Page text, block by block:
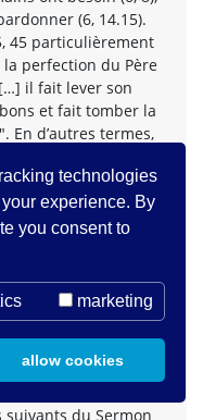
technologies
experience. By
you consent to
marketing
allow cookies
(6, 14.15).
45 particulièrement
perfection du Père
il fait lever son
et fait tomber la
En d’autres termes,
bienveillance qui
Exister comme Père
exister des fils.
Dieu et devenir
établir vis-à-vis de
d’amour (5, 44).
un fils qu’au
tous, amis ou
du Sermon